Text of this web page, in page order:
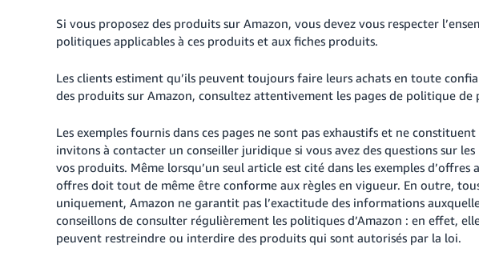
Si vous proposez des produits sur Amazon, vous devez vous respecter
politiques applicables à ces produits et aux fiches produits.
Les clients estiment qu’ils peuvent toujours faire leurs achats en toute
des produits sur Amazon, consultez attentivement les pages de politique
Les exemples fournis dans ces pages ne sont pas exhaustifs et ne
invitons à contacter un conseiller juridique si vous avez des questions sur
vos produits. Même lorsqu’un seul article est cité dans les exemples d’offres
offres doit tout de même être conforme aux règles en vigueur. En outre,
uniquement, Amazon ne garantit pas l’exactitude des informations
conseillons de consulter régulièrement les politiques d’Amazon : en effet,
peuvent restreindre ou interdire des produits qui sont autorisés par la loi.